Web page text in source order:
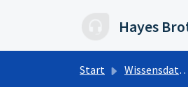
Hayes
Start Wissensdatenbank